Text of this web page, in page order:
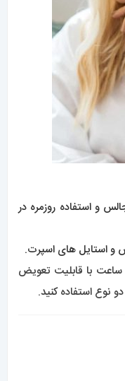
و استفاده روزمره در
و استایل های اسپرت.
ساعت با قابلیت تعویض
نوع استفاده کنید.